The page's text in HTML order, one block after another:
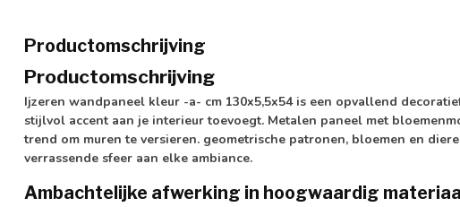
Productomschrijving
Productomschrijving
Ijzeren wandpaneel kleur -a- cm 130x5,5x54 is een opvallend
stijlvol accent aan je interieur toevoegt. Metalen paneel met
trend om muren te versieren. geometrische patronen, bloemen en
verrassende sfeer aan elke ambiance.
Ambachtelijke afwerking in hoogwaardig